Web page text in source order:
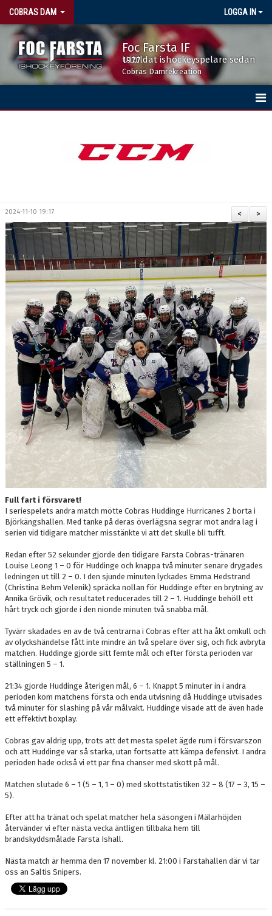
COBRAS DAM LOGGA IN
Foc Farsta IF
Utbildat ishockeyspelare sedan 1977
Cobras Damrekreation
MATCHER
KONTAKT
>
<
2024-11-10 19:17
Full fart i försvaret!
I seriespelets andra match mötte Cobras Huddinge Hurricanes 2 borta i
Björkängshallen. Med tanke på deras överlägsna segrar mot andra lag i
serien vid tidigare matcher misstänkte vi att det skulle bli tufft.
Redan efter 52 sekunder gjorde den tidigare Farsta Cobras-tränaren
Louise Leong 1 – 0 för Huddinge och knappa två minuter senare drygades
ledningen ut till 2 – 0. I den sjunde minuten lyckades Emma Hedstrand
(Christina Behm Velenik) spräcka nollan för Huddinge efter en brytning av
Annika Grövik, och resultatet reducerades till 2 – 1. Huddinge behöll ett
hårt tryck och gjorde i den nionde minuten två snabba mål.
Tyvärr skadades en av de två centrarna i Cobras efter att ha åkt omkull och
av olyckshändelse fått inte mindre än två spelare över sig, och fick avbryta
matchen. Huddinge gjorde sitt femte mål och efter första perioden var
ställningen 5 – 1.
21:34 gjorde Huddinge återigen mål, 6 – 1. Knappt 5 minuter in i andra
perioden kom matchens första och enda utvisning då Huddinge utvisades
två minuter för slashing på vår målvakt. Huddinge visade att de även hade
ett effektivt boxplay.
Cobras gav aldrig upp, trots att det mesta spelet ägde rum i försvarszon
och att Huddinge var så starka, utan fortsatte att kämpa defensivt. I andra
perioden hade också vi ett par fina chanser med skott på mål.
Matchen slutade 6 – 1 (5 – 1, 1 – 0) med skottstatistiken 32 – 8 (17 – 3, 15 –
5).
Efter att ha tränat och spelat matcher hela säsongen i Mälarhöjden
återvänder vi efter nästa vecka äntligen tillbaka hem till
brandskyddsmålade Farsta Ishall.
Nästa match är hemma den 17 november kl. 21:00 i Farstahallen där vi tar
oss an Saltis Snipers.